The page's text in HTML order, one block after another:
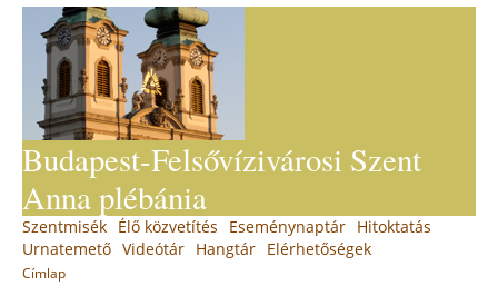
navigation
Budapest-Felsővízivárosi Szent
Anna plébánia
Címlap
Back
to
top
Main
menu
Szentmisék Élő közvetítés Eseménynaptár Hitoktatás
Urnatemető Videótár Hangtár Elérhetőségek